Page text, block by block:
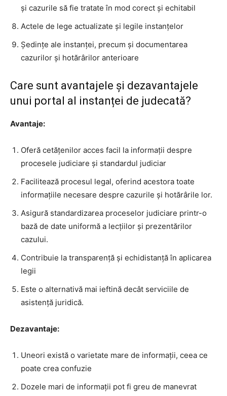
și cazurile să fie tratate în mod corect și echitabil
Actele de lege actualizate și legile instanțelor
Ședințe ale instanței, precum și documentarea
cazurilor și hotărârilor anterioare
Care sunt avantajele și dezavantajele
unui portal al instanței de judecată?
Avantaje:
Oferă cetățenilor acces facil la informații despre
procesele judiciare și standardul judiciar
Facilitează procesul legal, oferind acestora toate
informațiile necesare despre cazurile și hotărârile lor.
Asigură standardizarea proceselor judiciare printr-o
bază de date uniformă a lecțiilor și prezentărilor
cazului.
Contribuie la transparență și echidistanță în aplicarea
legii
Este o alternativă mai ieftină decât serviciile de
asistență juridică.
Dezavantaje:
Uneori există o varietate mare de informații, ceea ce
poate crea confuzie
Dozele mari de informații pot fi greu de manevrat